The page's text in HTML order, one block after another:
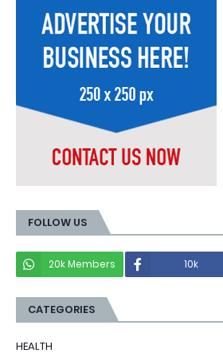
FOLLOW US
20k Members 10k
CATEGORIES
HEALTH